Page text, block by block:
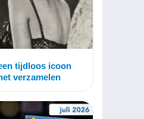
tijdloos icoon
verzamelen